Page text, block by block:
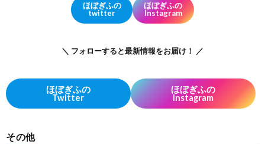
ほぼぎふの
twitter
ほぼぎふの
Instagram
＼ フォローすると最新情報をお届け！ ／
ほぼぎふの
Twitter
ほぼぎふの
Instagram
その他